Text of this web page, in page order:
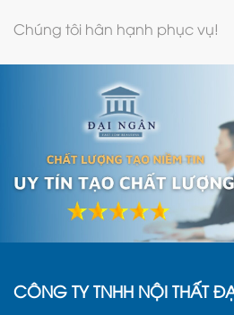
Chúng tôi hân hạnh phục vụ!
CÔNG TY TNHH NỘI THẤT